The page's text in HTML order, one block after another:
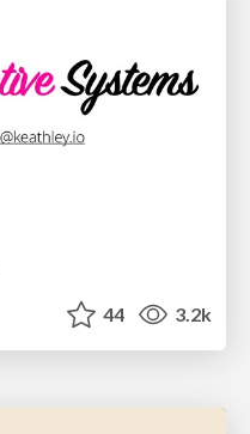
44 3.2k